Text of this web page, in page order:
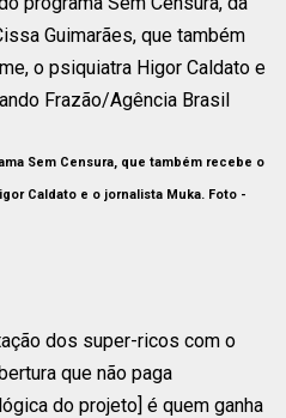
Sem Censura, que também recebe o
Caldato e o jornalista Muka. Foto -
dos super-ricos com o
que não paga
do projeto] é quem ganha